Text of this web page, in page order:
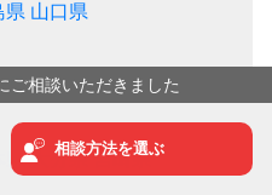
県 山口県
県
県 大分県 宮崎県
ご相談いただきました
相談方法を選ぶ